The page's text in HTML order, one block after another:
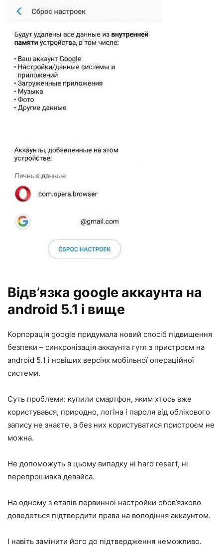
Відв’язка google аккаунта на
android 5.1 і вище
Корпорація google придумала новий спосіб підвищення
безпеки – синхронізація аккаунта гугл з пристроєм на
android 5.1 і новіших версіях мобільної операційної
системи.
Суть проблеми: купили смартфон, яким хтось вже
користувався, природно, логіна і пароля від облікового
запису не знаєте, а без них користуватися пристроєм не
можна.
Не допоможуть в цьому випадку ні hard resert, ні
перепрошивка девайса.
На одному з етапів первинної настройки обов’язково
доведеться підтвердити права на володіння аккаунтом.
І навіть замінити його до підтвердження неможливо.